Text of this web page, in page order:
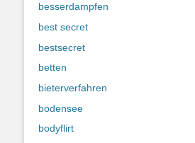
besserdampfen
best secret
bestsecret
betten
bieterverfahren
bodensee
bodyflirt